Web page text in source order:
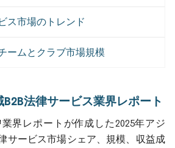
ス市場のトレンド
ームとクラブ市場規模
法律サービス業界レポート
界レポートが作成した2025年アジ
サービス市場シェア、規模、収益成